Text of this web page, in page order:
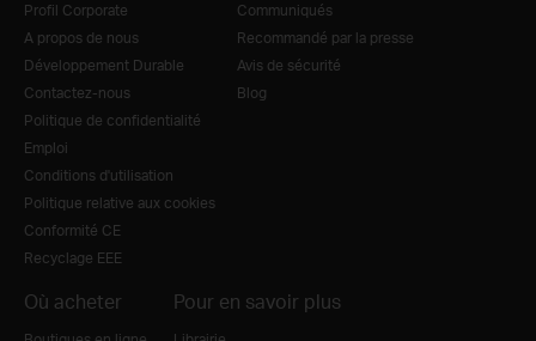
Profil Corporate
A propos de nous
Développement Durable
Contactez-nous
Politique de confidentialité
Emploi
Conditions d'utilisation
Politique relative aux cookies
Conformité CE
Recyclage EEE
Communiqués
Recommandé par la presse
Avis de sécurité
Blog
Où acheter Pour en savoir plus